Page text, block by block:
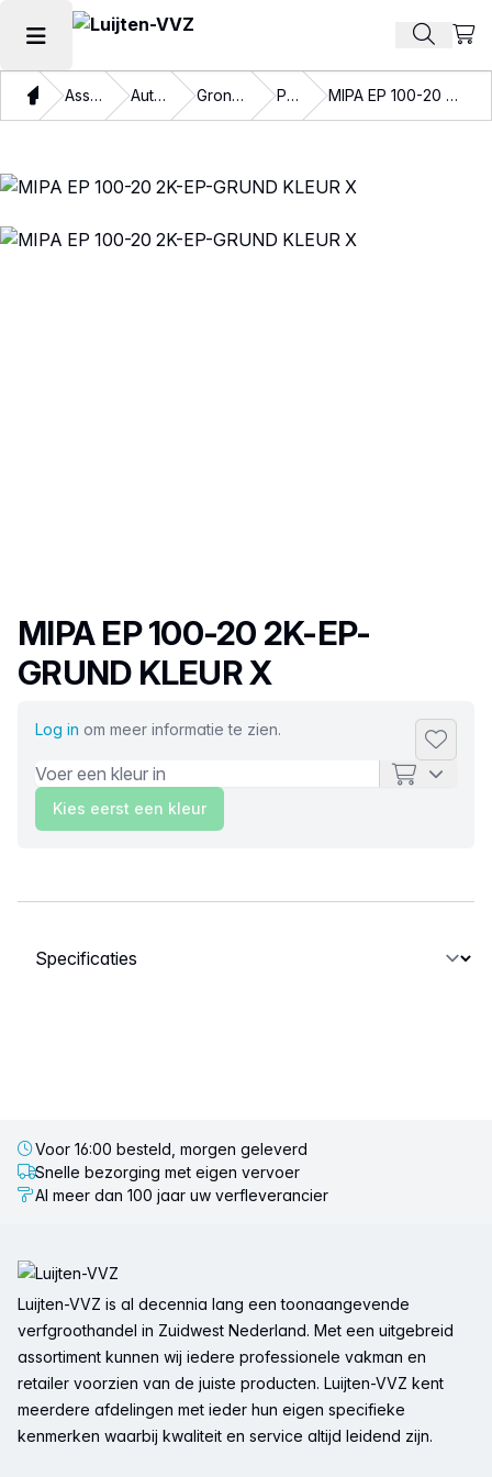
Hoofdmenu openen Zoek
ThuisAssortiment Autolakken Grondmateriaal Primers MIPA EP 100-20 2K-EP-GRUND KLEUR X
Productnaam
MIPA EP 100-20 2K-EP-
GRUND KLEUR X
Log in om meer informatie te zien.
Kies eerst een kleur
Selecteer een tabblad
Voor 16:00 besteld, morgen geleverd
Snelle bezorging met eigen vervoer
Al meer dan 100 jaar uw verfleverancier
Luijten-VVZ is al decennia lang een toonaangevende
verfgroothandel in Zuidwest Nederland. Met een uitgebreid
assortiment kunnen wij iedere professionele vakman en
retailer voorzien van de juiste producten. Luijten-VVZ kent
meerdere afdelingen met ieder hun eigen specifieke
kenmerken waarbij kwaliteit en service altijd leidend zijn.